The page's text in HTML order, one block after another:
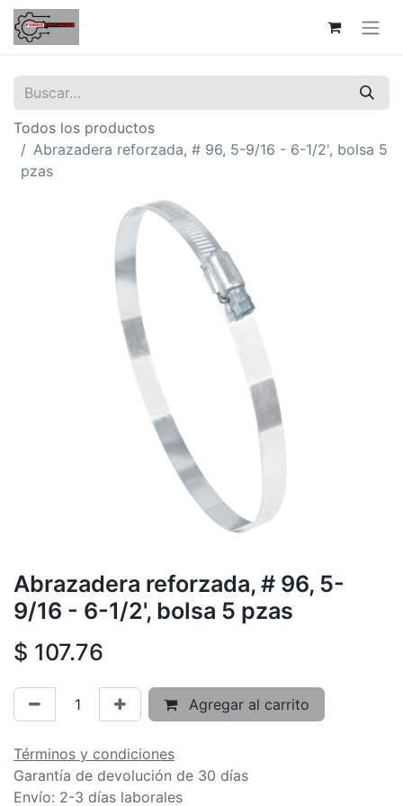
Todos los productos
Abrazadera reforzada, # 96, 5-9/16 - 6-1/2', bolsa 5
pzas
Abrazadera reforzada, # 96, 5-
9/16 - 6-1/2', bolsa 5 pzas
$ 107.76
Agregar al carrito
Términos y condiciones
Garantía de devolución de 30 días
Envío: 2-3 días laborales